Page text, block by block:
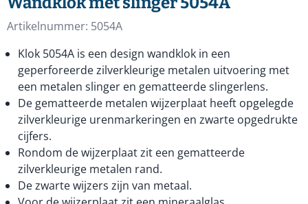
Artikelnummer: 5054A
Klok 5054A is een design wandklok in een
geperforeerde zilverkleurige metalen uitvoering met
een metalen slinger en gematteerde slingerlens.
De gematteerde metalen wijzerplaat heeft opgelegde
zilverkleurige urenmarkeringen en zwarte opgedrukte
cijfers.
Rondom de wijzerplaat zit een gematteerde
zilverkleurige metalen rand.
De zwarte wijzers zijn van metaal.